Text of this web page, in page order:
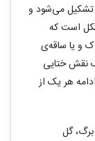
تشکیل می‌شود و
است که
و یا ساقه‌ی
نقش ختایی
هر یک از
گل